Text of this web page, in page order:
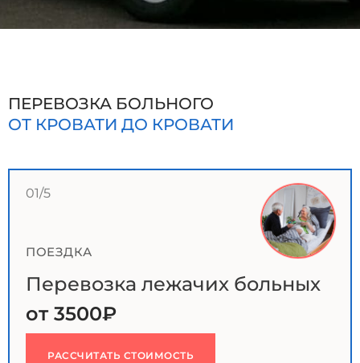
ПЕРЕВОЗКА БОЛЬНОГО
ОТ КРОВАТИ ДО КРОВАТИ
01/5
ПОЕЗДКА
Перевозка лежачих больных
от 3500₽
РАССЧИТАТЬ СТОИМОСТЬ